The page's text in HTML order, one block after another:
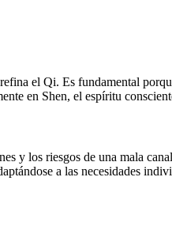
el Qi. Es fundamental
en Shen, el espíritu
y los riesgos de una mala
a las necesidades